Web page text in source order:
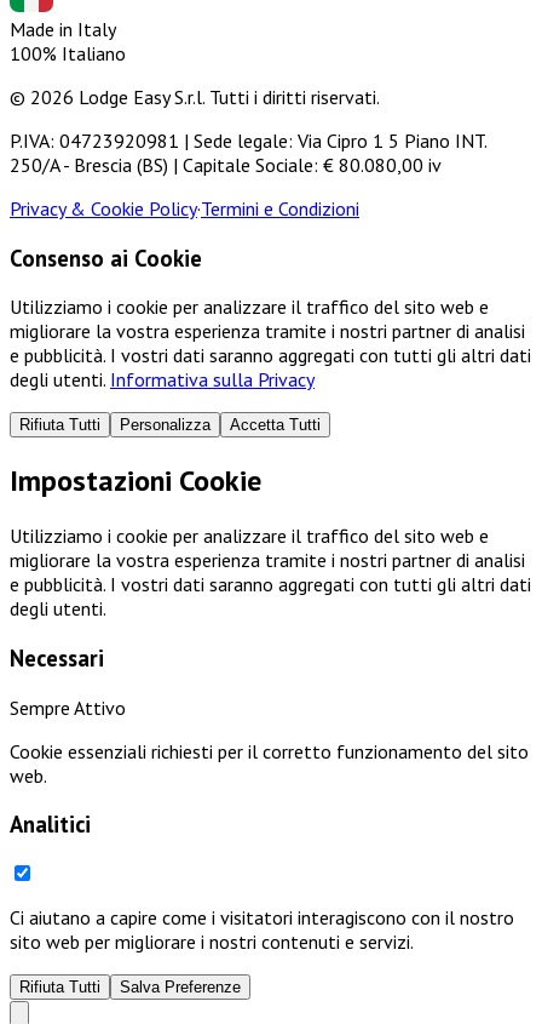
Made in Italy
100% Italiano
© 2026 Lodge Easy S.r.l. Tutti i diritti riservati.
P.IVA: 04723920981 | Sede legale: Via Cipro 1 5 Piano INT.
250/A - Brescia (BS) | Capitale Sociale: € 80.080,00 iv
Privacy & Cookie Policy·Termini e Condizioni
Consenso ai Cookie
Utilizziamo i cookie per analizzare il traffico del sito web e
migliorare la vostra esperienza tramite i nostri partner di analisi
e pubblicità. I vostri dati saranno aggregati con tutti gli altri dati
degli utenti. Informativa sulla Privacy
Rifiuta Tutti Personalizza Accetta Tutti
Impostazioni Cookie
Utilizziamo i cookie per analizzare il traffico del sito web e
migliorare la vostra esperienza tramite i nostri partner di analisi
e pubblicità. I vostri dati saranno aggregati con tutti gli altri dati
degli utenti.
Necessari
Sempre Attivo
Cookie essenziali richiesti per il corretto funzionamento del sito
web.
Analitici
Ci aiutano a capire come i visitatori interagiscono con il nostro
sito web per migliorare i nostri contenuti e servizi.
Rifiuta Tutti Salva Preferenze